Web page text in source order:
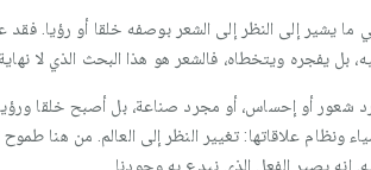
ما يشير إلى النظر إلى الشعر بوصفه خلقا أو رؤيا.
بل يفجره ويتخطاه، فالشعر هو هذا البحث الذي لا
أو إحساس، أو مجرد صناعة، بل أصبح خلقا ورؤيا،
ونظام علاقاتها: تغيير النظر إلى العالم. من هنا
إنه يصير الفعل الذي نبدع به وجودنا